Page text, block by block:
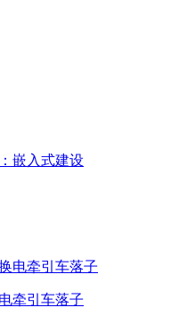
嵌入式建设
牵引车落子